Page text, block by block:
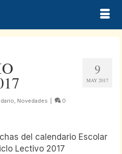
9
MAY 2017
, Novedades 0
del calendario Escolar
Lectivo 2017